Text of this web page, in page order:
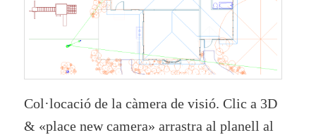
Col·locació de la càmera de visió. Clic a 3D
& «place new camera» arrastra al planell al